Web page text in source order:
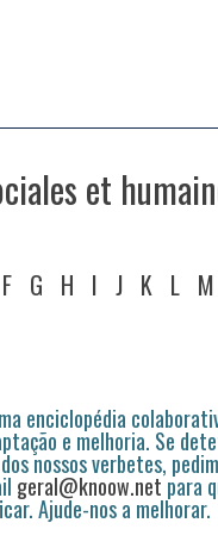
et
F G H I J K L M
enciclopédia
e melhoria. Se
nossos verbetes,
geral@knoow.netpara
Ajude-nos a melhorar.